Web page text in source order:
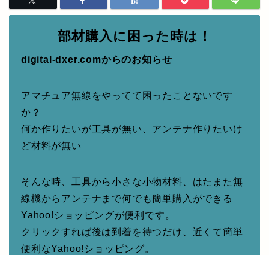
部材購入に困った時は！
digital-dxer.comからのお知らせ
アマチュア無線をやってて困ったことないです
か？
何か作りたいが工具が無い、アンテナ作りたいけ
ど材料が無い
そんな時、工具から小さな小物材料、はたまた無
線機からアンテナまで何でも簡単購入ができる
Yahoo!ショッピングが便利です。
クリックすれば後は到着を待つだけ、近くて簡単
便利なYahoo!ショッピング。